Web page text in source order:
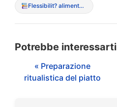
Flessibilit? alimentare
Potrebbe interessarti
« Preparazione
ritualistica del piatto